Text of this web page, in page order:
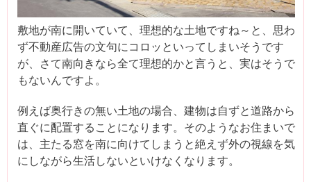
敷地が南に開いていて、理想的な土地ですね～と、思わ
ず不動産広告の文句にコロッといってしまいそうです
が、さて南向きなら全て理想的かと言うと、実はそうで
もないんですよ。
例えば奥行きの無い土地の場合、建物は自ずと道路から
直ぐに配置することになります。そのようなお住まいで
は、主たる窓を南に向けてしまうと絶えず外の視線を気
にしながら生活しないといけなくなります。